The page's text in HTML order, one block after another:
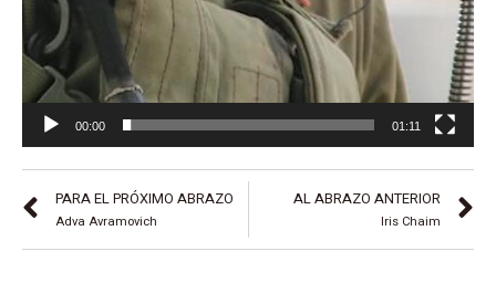
00:00 01:11
AL ABRAZO ANTERIOR
Iris Chaim
PARA EL PRÓXIMO ABRAZO
Adva Avramovich